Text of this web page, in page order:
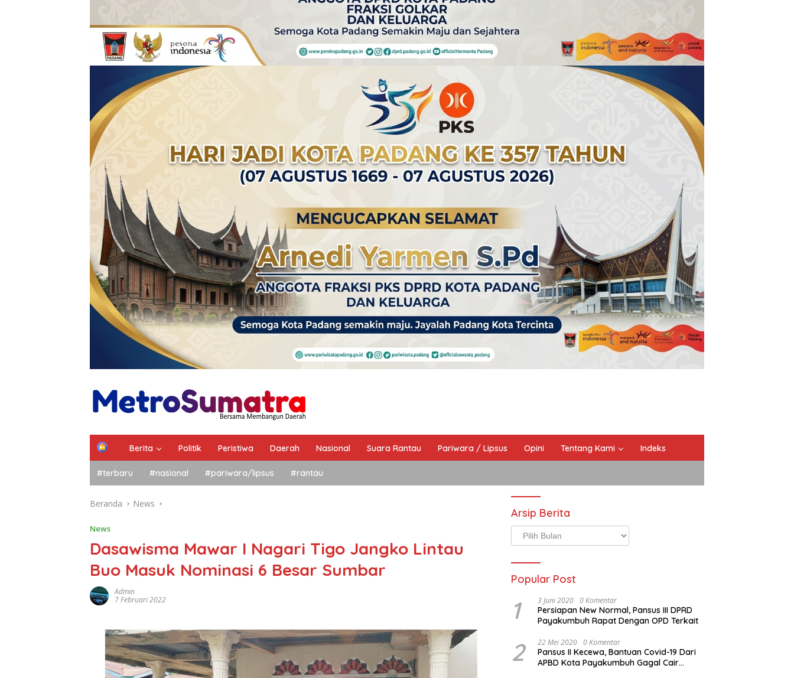
Berita Politik Peristiwa Daerah Nasional Suara Rantau Pariwara / Lipsus Opini Tentang Kami Indeks
#terbaru #nasional #pariwara/lipsus #rantau
Beranda News
News
Dasawisma Mawar I Nagari Tigo Jangko Lintau
Buo Masuk Nominasi 6 Besar Sumbar
Admin
7 Februari 2022
Arsip Berita
Arsip
Berita
Popular Post
1 3 Juni 2020 0 Komentar
Persiapan New Normal, Pansus III DPRD
Payakumbuh Rapat Dengan OPD Terkait
2 22 Mei 2020 0 Komentar
Pansus II Kecewa, Bantuan Covid-19 Dari
APBD Kota Payakumbuh Gagal Cair